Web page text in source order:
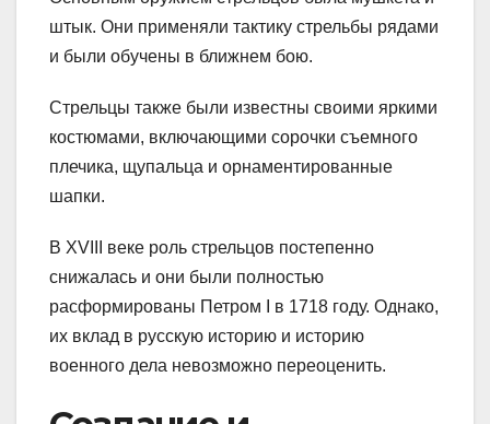
штык. Они применяли тактику стрельбы рядами
и были обучены в ближнем бою.
Стрельцы также были известны своими яркими
костюмами, включающими сорочки съемного
плечика, щупальца и орнаментированные
шапки.
В XVIII веке роль стрельцов постепенно
снижалась и они были полностью
расформированы Петром I в 1718 году. Однако,
их вклад в русскую историю и историю
военного дела невозможно переоценить.